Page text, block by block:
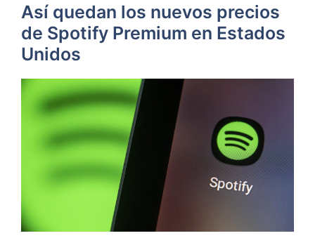
Así quedan los nuevos precios
de Spotify Premium en Estados
Unidos